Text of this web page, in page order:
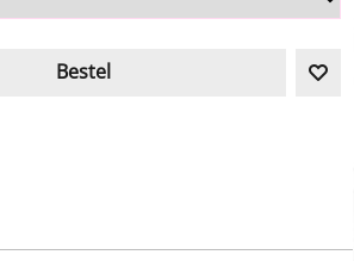
Bestel